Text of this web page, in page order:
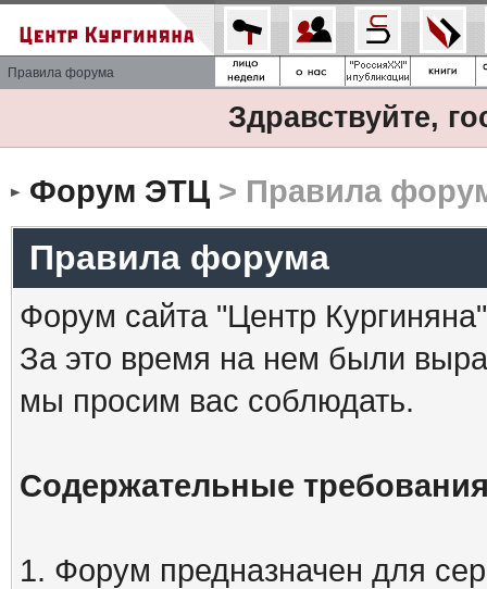
Правила форума
Здравствуйте,
Форум ЭТЦ> Правила
Правила форума
Форум сайта "Центр
За это время на нем были
мы просим вас соблюдать.
Содержательные
1. Форум предназначен для